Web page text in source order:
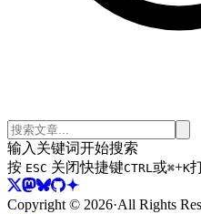
输入关键词开始搜索
按 ESC 关闭快捷键CTRL 或⌘+K
Copyright © 2026·All Rights